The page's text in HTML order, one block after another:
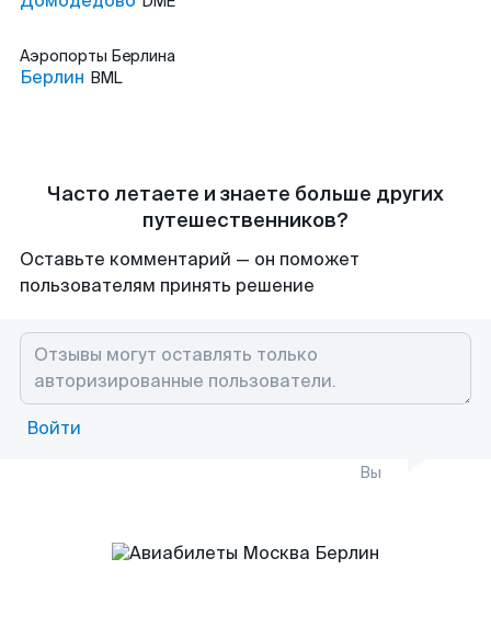
Аэропорты Берлина
Берлин BML
Часто летаете и знаете больше других
путешественников?
Оставьте комментарий — он поможет
пользователям принять решение
Войти
Вы